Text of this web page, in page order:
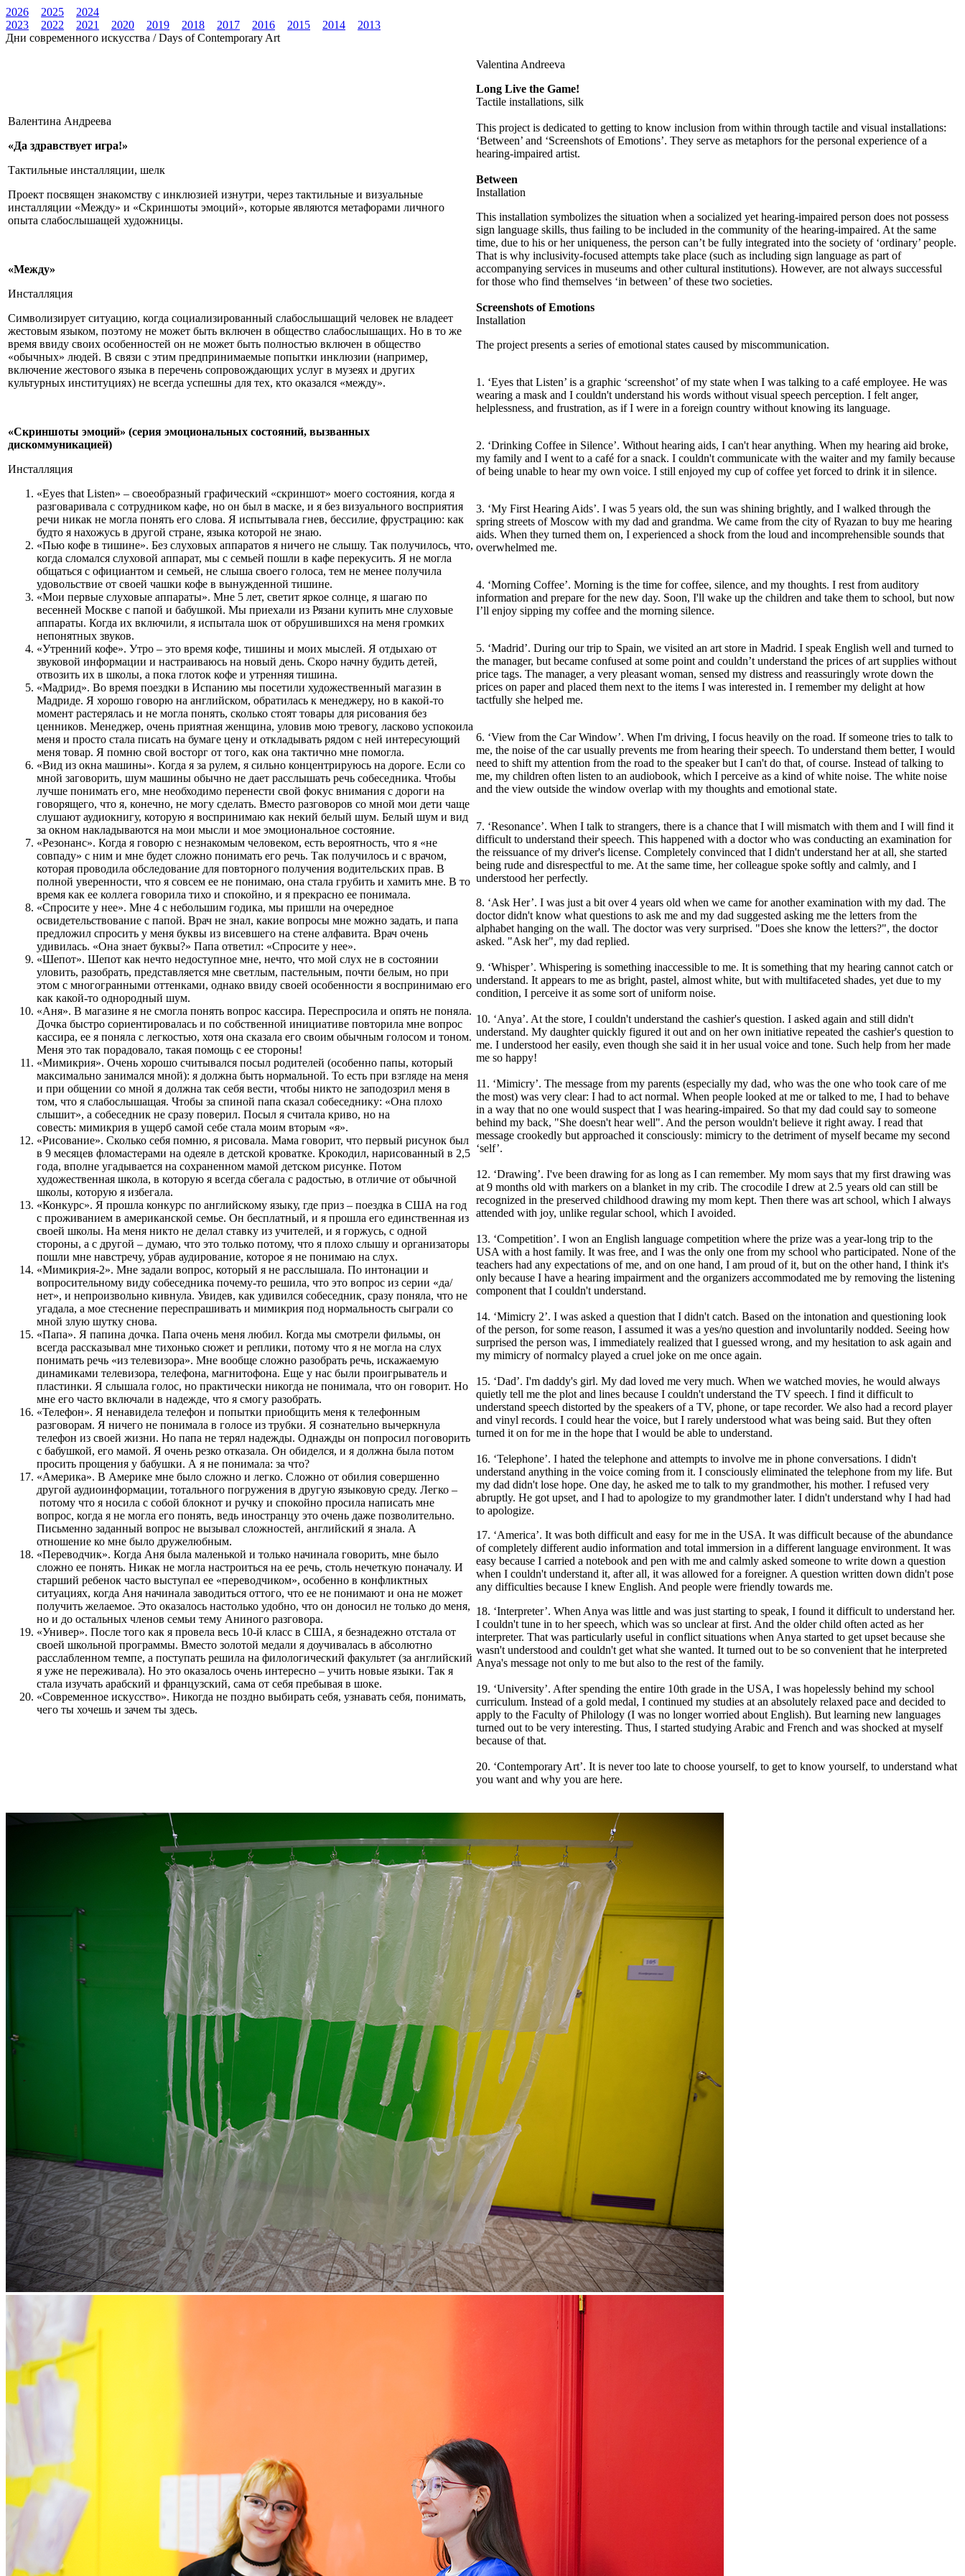
2026 2025
2024
2023
2022 2021 2020 2019 2018 2017 2016 2015 2014
2013
Дни современного искусства / Days of Contemporary Art
Валентина Андреева
«Да здравствует игра!»
Тактильные инсталляции, шелк
Проект посвящен знакомству с инклюзией изнутри, через тактильные и визуальные
инсталляции «Между» и «Скриншоты эмоций», которые являются метафорами личного
опыта слабослышащей художницы.
«Между»
Инсталляция
Символизирует ситуацию, когда социализированный слабослышащий человек не владеет
жестовым языком, поэтому не может быть включен в общество слабослышащих. Но в то же
время ввиду своих особенностей он не может быть полностью включен в общество
«обычных» людей. В связи с этим предпринимаемые попытки инклюзии (например,
включение жестового языка в перечень сопровождающих услуг в музеях и других
культурных институциях) не всегда успешны для тех, кто оказался «между».
«Скриншоты эмоций» (серия эмоциональных состояний, вызванных
дискоммуникацией)
Инсталляция
«Eyes that Listen» – своеобразный графический «скриншот» моего состояния, когда я
разговаривала с сотрудником кафе, но он был в маске, и я без визуального восприятия
речи никак не могла понять его слова. Я испытывала гнев, бессилие, фрустрацию: как
будто я нахожусь в другой стране, языка которой не знаю.
«Пью кофе в тишине». Без слуховых аппаратов я ничего не слышу. Так получилось, что,
когда сломался слуховой аппарат, мы с семьей пошли в кафе перекусить. Я не могла
общаться с официантом и семьей, не слыша своего голоса, тем не менее получила
удовольствие от своей чашки кофе в вынужденной тишине.
«Мои первые слуховые аппараты». Мне 5 лет, светит яркое солнце, я шагаю по
весенней Москве с папой и бабушкой. Мы приехали из Рязани купить мне слуховые
аппараты. Когда их включили, я испытала шок от обрушившихся на меня громких
непонятных звуков.
«Утренний кофе». Утро – это время кофе, тишины и моих мыслей. Я отдыхаю от
звуковой информации и настраиваюсь на новый день. Скоро начну будить детей,
отвозить их в школы, а пока глоток кофе и утренняя тишина.
«Мадрид». Во время поездки в Испанию мы посетили художественный магазин в
Мадриде. Я хорошо говорю на английском, обратилась к менеджеру, но в какой-то
момент растерялась и не могла понять, сколько стоят товары для рисования без
ценников. Менеджер, очень приятная женщина, уловив мою тревогу, ласково успокоила
меня и просто стала писать на бумаге цену и откладывать рядом с ней интересующий
меня товар. Я помню свой восторг от того, как она тактично мне помогла.
«Вид из окна машины». Когда я за рулем, я сильно концентрируюсь на дороге. Если со
мной заговорить, шум машины обычно не дает расслышать речь собеседника. Чтобы
лучше понимать его, мне необходимо перенести свой фокус внимания с дороги на
говорящего, что я, конечно, не могу сделать. Вместо разговоров со мной мои дети чаще
слушают аудиокнигу, которую я воспринимаю как некий белый шум. Белый шум и вид
за окном накладываются на мои мысли и мое эмоциональное состояние.
«Резонанс». Когда я говорю с незнакомым человеком, есть вероятность, что я «не
совпаду» с ним и мне будет сложно понимать его речь. Так получилось и с врачом,
которая проводила обследование для повторного получения водительских прав. В
полной уверенности, что я совсем ее не понимаю, она стала грубить и хамить мне. В то
время как ее коллега говорила тихо и спокойно, и я прекрасно ее понимала.
«Спросите у нее». Мне 4 с небольшим годика, мы пришли на очередное
освидетельствование с папой. Врач не знал, какие вопросы мне можно задать, и папа
предложил спросить у меня буквы из висевшего на стене алфавита. Врач очень
удивилась. «Она знает буквы?» Папа ответил: «Спросите у нее».
«Шепот». Шепот как нечто недоступное мне, нечто, что мой слух не в состоянии
уловить, разобрать, представляется мне светлым, пастельным, почти белым, но при
этом с многогранными оттенками, однако ввиду своей особенности я воспринимаю его
как какой-то однородный шум.
«Аня». В магазине я не смогла понять вопрос кассира. Переспросила и опять не поняла.
Дочка быстро сориентировалась и по собственной инициативе повторила мне вопрос
кассира, ее я поняла с легкостью, хотя она сказала его своим обычным голосом и тоном.
Меня это так порадовало, такая помощь с ее стороны!
«Мимикрия». Очень хорошо считывался посыл родителей (особенно папы, который
максимально занимался мной): я должна быть нормальной. То есть при взгляде на меня
и при общении со мной я должна так себя вести, чтобы никто не заподозрил меня в
том, что я слабослышащая. Чтобы за спиной папа сказал собеседнику: «Она плохо
слышит», а собеседник не сразу поверил. Посыл я считала криво, но на
совесть: мимикрия в ущерб самой себе стала моим вторым «я».
«Рисование». Сколько себя помню, я рисовала. Мама говорит, что первый рисунок был
в 9 месяцев фломастерами на одеяле в детской кроватке. Крокодил, нарисованный в 2,5
года, вполне угадывается на сохраненном мамой детском рисунке. Потом
художественная школа, в которую я всегда сбегала с радостью, в отличие от обычной
школы, которую я избегала.
«Конкурс». Я прошла конкурс по английскому языку, где приз – поездка в США на год
с проживанием в американской семье. Он бесплатный, и я прошла его единственная из
своей школы. На меня никто не делал ставку из учителей, и я горжусь, с одной
стороны, а с другой – думаю, что это только потому, что я плохо слышу и организаторы
пошли мне навстречу, убрав аудирование, которое я не понимаю на слух.
«Мимикрия-2». Мне задали вопрос, который я не расслышала. По интонации и
вопросительному виду собеседника почему-то решила, что это вопрос из серии «да/
нет», и непроизвольно кивнула. Увидев, как удивился собеседник, сразу поняла, что не
угадала, а мое стеснение переспрашивать и мимикрия под нормальность сыграли со
мной злую шутку снова.
«Папа». Я папина дочка. Папа очень меня любил. Когда мы смотрели фильмы, он
всегда рассказывал мне тихонько сюжет и реплики, потому что я не могла на слух
понимать речь «из телевизора». Мне вообще сложно разобрать речь, искажаемую
динамиками телевизора, телефона, магнитофона. Еще у нас были проигрыватель и
пластинки. Я слышала голос, но практически никогда не понимала, что он говорит. Но
мне его часто включали в надежде, что я смогу разобрать.
«Телефон». Я ненавидела телефон и попытки приобщить меня к телефонным
разговорам. Я ничего не понимала в голосе из трубки. Я сознательно вычеркнула
телефон из своей жизни. Но папа не терял надежды. Однажды он попросил поговорить
с бабушкой, его мамой. Я очень резко отказала. Он обиделся, и я должна была потом
просить прощения у бабушки. А я не понимала: за что?
«Америка». В Америке мне было сложно и легко. Сложно от обилия совершенно
другой аудиоинформации, тотального погружения в другую языковую среду. Легко –
потому что я носила с собой блокнот и ручку и спокойно просила написать мне
вопрос, когда я не могла его понять, ведь иностранцу это очень даже позволительно.
Письменно заданный вопрос не вызывал сложностей, английский я знала. А
отношение ко мне было дружелюбным.
«Переводчик». Когда Аня была маленькой и только начинала говорить, мне было
сложно ее понять. Никак не могла настроиться на ее речь, столь нечеткую поначалу. И
старший ребенок часто выступал ее «переводчиком», особенно в конфликтных
ситуациях, когда Аня начинала заводиться оттого, что ее не понимают и она не может
получить желаемое. Это оказалось настолько удобно, что он доносил не только до меня,
но и до остальных членов семьи тему Аниного разговора.
«Универ». После того как я провела весь 10-й класс в США, я безнадежно отстала от
своей школьной программы. Вместо золотой медали я доучивалась в абсолютно
расслабленном темпе, а поступать решила на филологический факультет (за английский
я уже не переживала). Но это оказалось очень интересно – учить новые языки. Так я
стала изучать арабский и французский, сама от себя пребывая в шоке.
«Современное искусство». Никогда не поздно выбирать себя, узнавать себя, понимать,
чего ты хочешь и зачем ты здесь.
Valentina Andreeva
Long Live the Game!
Tactile installations, silk
This project is dedicated to getting to know inclusion from within through tactile and visual installations:
‘Between’ and ‘Screenshots of Emotions’. They serve as metaphors for the personal experience of a
hearing-impaired artist.
Between
Installation
This installation symbolizes the situation when a socialized yet hearing-impaired person does not possess
sign language skills, thus failing to be included in the community of the hearing-impaired. At the same
time, due to his or her uniqueness, the person can’t be fully integrated into the society of ‘ordinary’ people.
That is why inclusivity-focused attempts take place (such as including sign language as part of
accompanying services in museums and other cultural institutions). However, are not always successful
for those who find themselves ‘in between’ of these two societies.
Screenshots of Emotions
Installation
The project presents a series of emotional states caused by miscommunication.
1. ‘Eyes that Listen’ is a graphic ‘screenshot’ of my state when I was talking to a café employee. He was
wearing a mask and I couldn't understand his words without visual speech perception. I felt anger,
helplessness, and frustration, as if I were in a foreign country without knowing its language.
2. ‘Drinking Coffee in Silence’. Without hearing aids, I can't hear anything. When my hearing aid broke,
my family and I went to a café for a snack. I couldn't communicate with the waiter and my family because
of being unable to hear my own voice. I still enjoyed my cup of coffee yet forced to drink it in silence.
3. ‘My First Hearing Aids’. I was 5 years old, the sun was shining brightly, and I walked through the
spring streets of Moscow with my dad and grandma. We came from the city of Ryazan to buy me hearing
aids. When they turned them on, I experienced a shock from the loud and incomprehensible sounds that
overwhelmed me.
4. ‘Morning Coffee’. Morning is the time for coffee, silence, and my thoughts. I rest from auditory
information and prepare for the new day. Soon, I'll wake up the children and take them to school, but now
I’ll enjoy sipping my coffee and the morning silence.
5. ‘Madrid’. During our trip to Spain, we visited an art store in Madrid. I speak English well and turned to
the manager, but became confused at some point and couldn’t understand the prices of art supplies without
price tags. The manager, a very pleasant woman, sensed my distress and reassuringly wrote down the
prices on paper and placed them next to the items I was interested in. I remember my delight at how
tactfully she helped me.
6. ‘View from the Car Window’. When I'm driving, I focus heavily on the road. If someone tries to talk to
me, the noise of the car usually prevents me from hearing their speech. To understand them better, I would
need to shift my attention from the road to the speaker but I can't do that, of course. Instead of talking to
me, my children often listen to an audiobook, which I perceive as a kind of white noise. The white noise
and the view outside the window overlap with my thoughts and emotional state.
7. ‘Resonance’. When I talk to strangers, there is a chance that I will mismatch with them and I will find it
difficult to understand their speech. This happened with a doctor who was conducting an examination for
the reissuance of my driver's license. Completely convinced that I didn't understand her at all, she started
being rude and disrespectful to me. At the same time, her colleague spoke softly and calmly, and I
understood her perfectly.
8. ‘Ask Her’. I was just a bit over 4 years old when we came for another examination with my dad. The
doctor didn't know what questions to ask me and my dad suggested asking me the letters from the
alphabet hanging on the wall. The doctor was very surprised. "Does she know the letters?", the doctor
asked. "Ask her", my dad replied.
9. ‘Whisper’. Whispering is something inaccessible to me. It is something that my hearing cannot catch or
understand. It appears to me as bright, pastel, almost white, but with multifaceted shades, yet due to my
condition, I perceive it as some sort of uniform noise.
10. ‘Anya’. At the store, I couldn't understand the cashier's question. I asked again and still didn't
understand. My daughter quickly figured it out and on her own initiative repeated the cashier's question to
me. I understood her easily, even though she said it in her usual voice and tone. Such help from her made
me so happy!
11. ‘Mimicry’. The message from my parents (especially my dad, who was the one who took care of me
the most) was very clear: I had to act normal. When people looked at me or talked to me, I had to behave
in a way that no one would suspect that I was hearing-impaired. So that my dad could say to someone
behind my back, "She doesn't hear well". And the person wouldn't believe it right away. I read that
message crookedly but approached it consciously: mimicry to the detriment of myself became my second
‘self’.
12. ‘Drawing’. I've been drawing for as long as I can remember. My mom says that my first drawing was
at 9 months old with markers on a blanket in my crib. The crocodile I drew at 2.5 years old can still be
recognized in the preserved childhood drawing my mom kept. Then there was art school, which I always
attended with joy, unlike regular school, which I avoided.
13. ‘Competition’. I won an English language competition where the prize was a year-long trip to the
USA with a host family. It was free, and I was the only one from my school who participated. None of the
teachers had any expectations of me, and on one hand, I am proud of it, but on the other hand, I think it's
only because I have a hearing impairment and the organizers accommodated me by removing the listening
component that I couldn't understand.
14. ‘Mimicry 2’. I was asked a question that I didn't catch. Based on the intonation and questioning look
of the person, for some reason, I assumed it was a yes/no question and involuntarily nodded. Seeing how
surprised the person was, I immediately realized that I guessed wrong, and my hesitation to ask again and
my mimicry of normalcy played a cruel joke on me once again.
15. ‘Dad’. I'm daddy's girl. My dad loved me very much. When we watched movies, he would always
quietly tell me the plot and lines because I couldn't understand the TV speech. I find it difficult to
understand speech distorted by the speakers of a TV, phone, or tape recorder. We also had a record player
and vinyl records. I could hear the voice, but I rarely understood what was being said. But they often
turned it on for me in the hope that I would be able to understand.
16. ‘Telephone’. I hated the telephone and attempts to involve me in phone conversations. I didn't
understand anything in the voice coming from it. I consciously eliminated the telephone from my life. But
my dad didn't lose hope. One day, he asked me to talk to my grandmother, his mother. I refused very
abruptly. He got upset, and I had to apologize to my grandmother later. I didn't understand why I had had
to apologize.
17. ‘America’. It was both difficult and easy for me in the USA. It was difficult because of the abundance
of completely different audio information and total immersion in a different language environment. It was
easy because I carried a notebook and pen with me and calmly asked someone to write down a question
when I couldn't understand it, after all, it was allowed for a foreigner. A question written down didn't pose
any difficulties because I knew English. And people were friendly towards me.
18. ‘Interpreter’. When Anya was little and was just starting to speak, I found it difficult to understand her.
I couldn't tune in to her speech, which was so unclear at first. And the older child often acted as her
interpreter. That was particularly useful in conflict situations when Anya started to get upset because she
wasn't understood and couldn't get what she wanted. It turned out to be so convenient that he interpreted
Anya's message not only to me but also to the rest of the family.
19. ‘University’. After spending the entire 10th grade in the USA, I was hopelessly behind my school
curriculum. Instead of a gold medal, I continued my studies at an absolutely relaxed pace and decided to
apply to the Faculty of Philology (I was no longer worried about English). But learning new languages
turned out to be very interesting. Thus, I started studying Arabic and French and was shocked at myself
because of that.
20. ‘Contemporary Art’. It is never too late to choose yourself, to get to know yourself, to understand what
you want and why you are here.